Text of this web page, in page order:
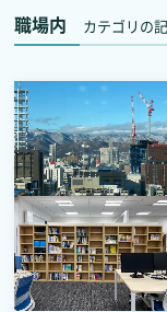
職場内 カテゴリの